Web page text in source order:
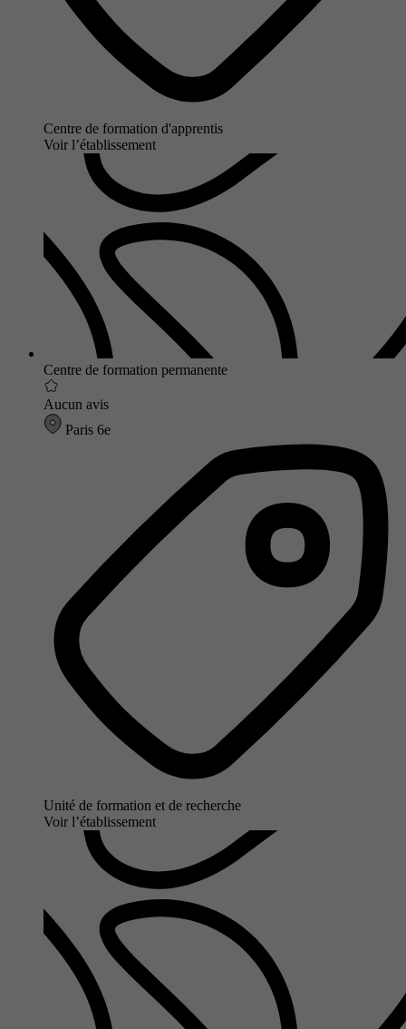
Centre de formation d'apprentis
Voir l’établissement
Centre de formation permanente
Aucun avis
Paris 6e
Unité de formation et de recherche
Voir l’établissement